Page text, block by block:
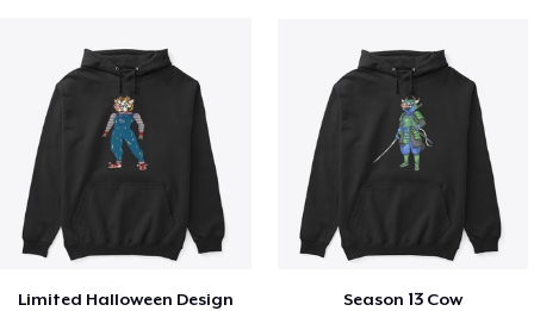
Limited Halloween Design Season 13 Cow